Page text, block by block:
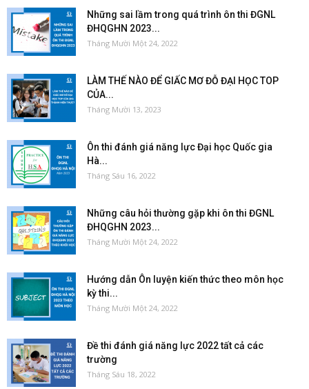
Những sai lầm trong quá trình ôn thi ĐGNL
ĐHQGHN 2023...
Tháng Mười Một 24, 2022
LÀM THẾ NÀO ĐỂ GIẤC MƠ ĐỖ ĐẠI HỌC TOP
CỦA...
Tháng Mười 13, 2023
Ôn thi đánh giá năng lực Đại học Quốc gia
Hà...
Tháng Sáu 16, 2022
Những câu hỏi thường gặp khi ôn thi ĐGNL
ĐHQGHN 2023...
Tháng Mười Một 24, 2022
Hướng dẫn Ôn luyện kiến thức theo môn học
kỳ thi...
Tháng Mười Một 24, 2022
Đề thi đánh giá năng lực 2022 tất cả các
trường
Tháng Sáu 18, 2022